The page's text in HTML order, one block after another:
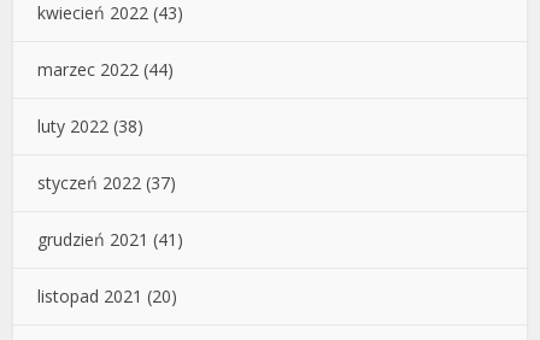
kwiecień 2022 (43)
marzec 2022 (44)
luty 2022 (38)
styczeń 2022 (37)
grudzień 2021 (41)
listopad 2021 (20)